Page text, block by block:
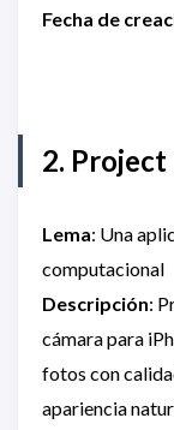
Fecha de
2.
Lema: Una
computacional
Descripción:
cámara para
fotos con
apariencia